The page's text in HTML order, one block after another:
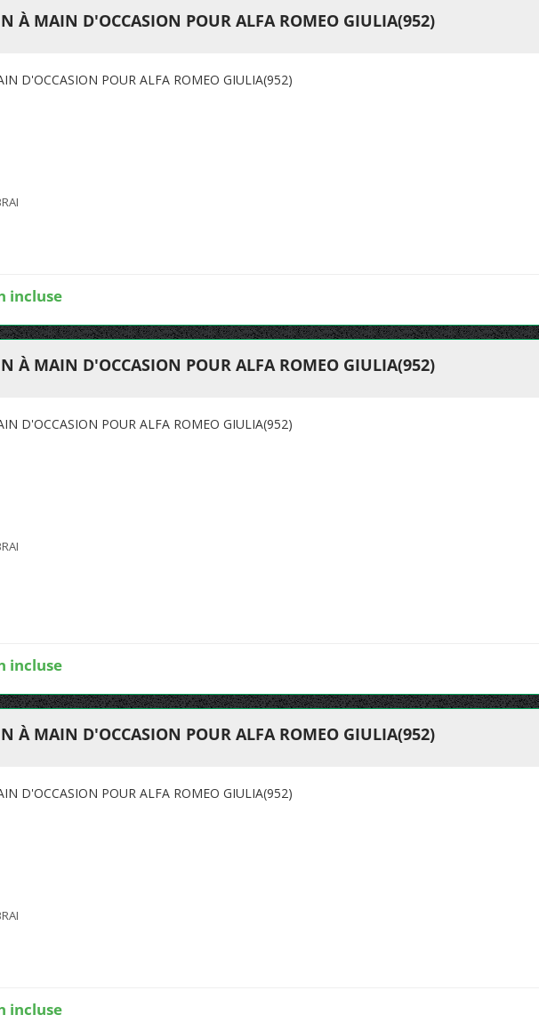
À MAIN D'OCCASION POUR ALFA ROMEO GIULIA(952)
D'OCCASION POUR ALFA ROMEO GIULIA(952)
incluse
À MAIN D'OCCASION POUR ALFA ROMEO GIULIA(952)
D'OCCASION POUR ALFA ROMEO GIULIA(952)
incluse
À MAIN D'OCCASION POUR ALFA ROMEO GIULIA(952)
D'OCCASION POUR ALFA ROMEO GIULIA(952)
incluse